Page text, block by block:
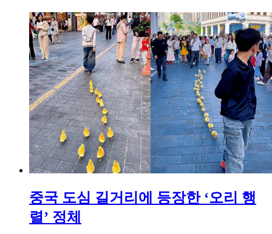
중국 도심 길거리에 등장한 ‘오리 행
렬’ 정체